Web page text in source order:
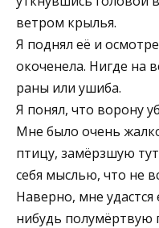
ветром крылья.
Я поднял её и
окоченела. Нигде на
раны или ушиба.
Я понял, что ворону
Мне было очень
птицу, замёрзшую
себя мыслью, что не
Наверно, мне
нибудь полумёртвую